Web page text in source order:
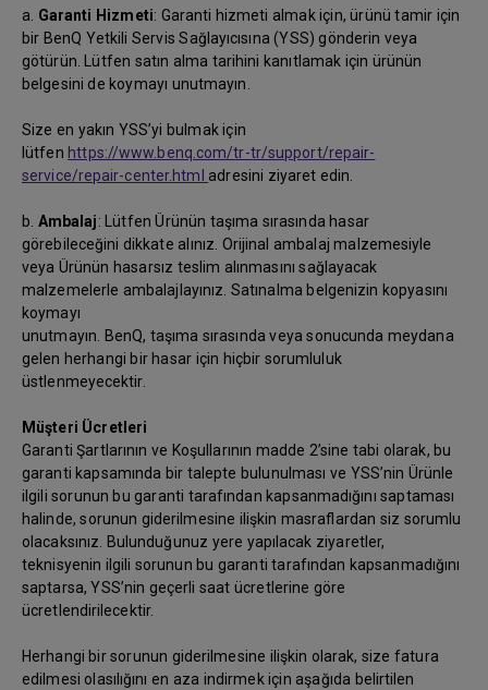
a. Garanti Hizmeti: Garanti hizmeti almak için, ürünü tamir için
bir BenQ Yetkili Servis Sağlayıcısına (YSS) gönderin veya
götürün. Lütfen satın alma tarihini kanıtlamak için ürünün
belgesini de koymayı unutmayın.
Size en yakın YSS’yi bulmak için
lütfen https://www.benq.com/tr-tr/support/repair-
service/repair-center.html adresini ziyaret edin.
b. Ambalaj: Lütfen Ürünün taşıma sırasında hasar
görebileceğini dikkate alınız. Orijinal ambalaj malzemesiyle
veya Ürünün hasarsız teslim alınmasını sağlayacak
malzemelerle ambalajlayınız. Satınalma belgenizin kopyasını
koymayı
unutmayın. BenQ, taşıma sırasında veya sonucunda meydana
gelen herhangi bir hasar için hiçbir sorumluluk
üstlenmeyecektir.
Müşteri Ücretleri
Garanti Şartlarının ve Koşullarının madde 2’sine tabi olarak, bu
garanti kapsamında bir talepte bulunulması ve YSS’nin Ürünle
ilgili sorunun bu garanti tarafından kapsanmadığını saptaması
halinde, sorunun giderilmesine ilişkin masraflardan siz sorumlu
olacaksınız. Bulunduğunuz yere yapılacak ziyaretler,
teknisyenin ilgili sorunun bu garanti tarafından kapsanmadığını
saptarsa, YSS’nin geçerli saat ücretlerine göre
ücretlendirilecektir.
Herhangi bir sorunun giderilmesine ilişkin olarak, size fatura
edilmesi olasılığını en aza indirmek için aşağıda belirtilen